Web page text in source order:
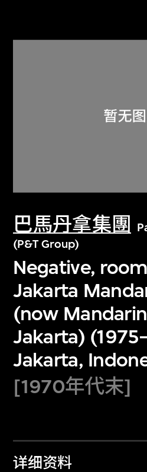
巴馬丹拿集團
(P&T Group)
Negative,
Jakarta
(now
Jakarta)
Jakarta,
[1970年代末]
详细资料
关于M+藏品
探索世界顶级的二十及
文化藏品。